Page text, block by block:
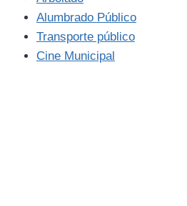
Alumbrado Público
Transporte público
Cine Municipal